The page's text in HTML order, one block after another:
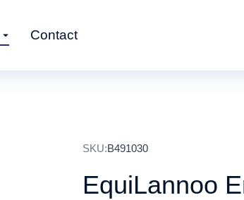
Contact
SKU:B491030
EquiLannoo